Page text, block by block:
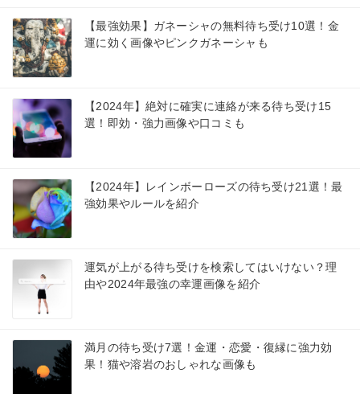
【最強効果】ガネーシャの無料待ち受け10選！金
運に効く画像やピンクガネーシャも
【2024年】絶対に確実に連絡が来る待ち受け15
選！即効・強力画像や口コミも
【2024年】レインボーローズの待ち受け21選！最
強効果やルールを紹介
運気が上がる待ち受けを検索してはいけない？理
由や2024年最強の幸運画像を紹介
満月の待ち受け7選！金運・恋愛・復縁に強力効
果！猫や溶岩のおしゃれな画像も